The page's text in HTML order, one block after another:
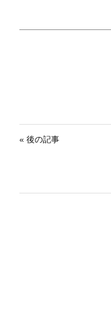
« 後の記事